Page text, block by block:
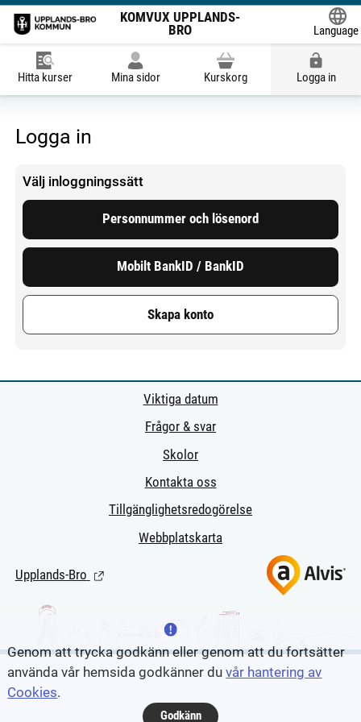
KOMVUX UPPLANDS-
BRO
Language
Hitta kurser Mina sidor Kurskorg Logga in
Logga in
Välj inloggningssätt
Personnummer och lösenord
Mobilt BankID / BankID
Skapa konto
Viktiga datum
Frågor & svar
Skolor
Kontakta oss
Tillgänglighetsredogörelse
Webbplatskarta
Upplands-Bro (Länk till extern sida.)
Genom att trycka godkänn eller genom att du fortsätter
använda vår hemsida godkänner duvår hantering av
Cookies.
Godkänn